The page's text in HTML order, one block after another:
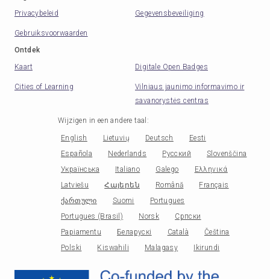
Privacybeleid
Gegevensbeveiliging
Gebruiksvoorwaarden
Ontdek
Kaart
Digitale Open Badges
Cities of Learning
Vilniaus jaunimo informavimo ir
savanorystės centras
Wijzigen in een andere taal :
English Lietuvių Deutsch
Eesti
Española
Nederlands Русский
Slovenščina
Українська
Italiano Galego
Ελληνικά
Latviešu
Հայերեն Română
Français
ქართული
Suomi
Portugues
Portugues (Brasil)
Norsk
Српски
Papiamentu
Беларускі Català
Čeština
Polski
Kiswahili Malagasy Ikirundi